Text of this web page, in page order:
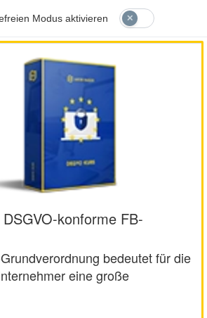
Modus aktivieren
konforme FB-
bedeutet für die
eine große